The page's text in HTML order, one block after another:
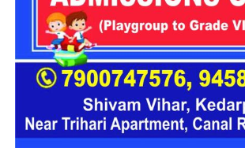
दुर्घटना के कारणों का नहीं चल पाया पता